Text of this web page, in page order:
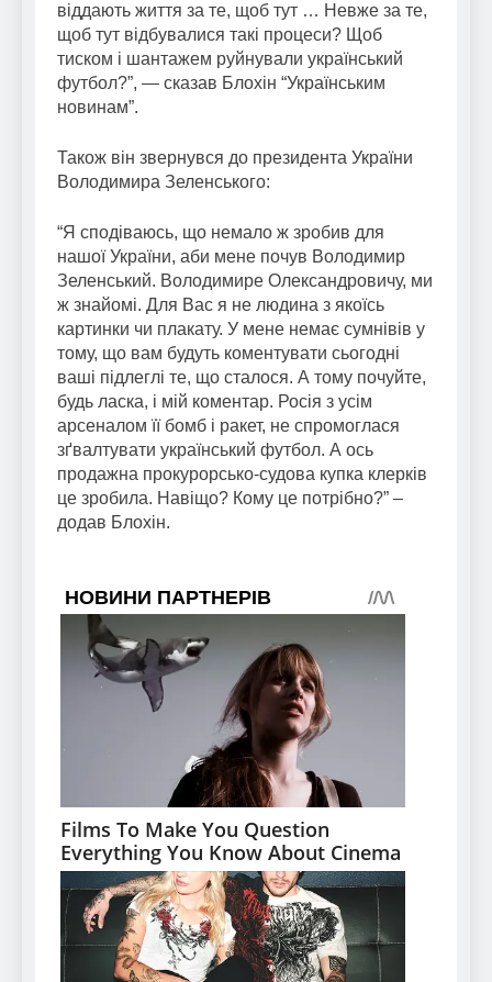
віддають життя за те, щоб тут … Невже за те,
щоб тут відбувалися такі процеси? Щоб
тиском і шантажем руйнували український
футбол?”, — сказав Блохін “Українським
новинам”.
Також він звернувся до президента України
Володимира Зеленського:
“Я сподіваюсь, що немало ж зробив для
нашої України, аби мене почув Володимир
Зеленський. Володимире Олександровичу, ми
ж знайомі. Для Вас я не людина з якоїсь
картинки чи плакату. У мене немає сумнівів у
тому, що вам будуть коментувати сьогодні
ваші підлеглі те, що сталося. А тому почуйте,
будь ласка, і мій коментар. Росія з усім
арсеналом її бомб і ракет, не спромоглася
зґвалтувати український футбол. А ось
продажна прокурорсько-судова купка клерків
це зробила. Навіщо? Кому це потрібно?” –
додав Блохін.